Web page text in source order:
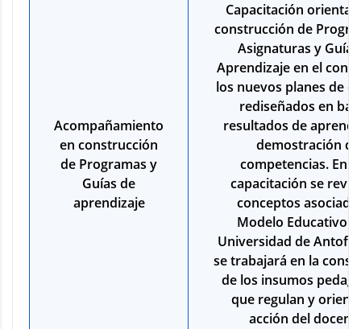
Acompañamiento
en construcción
de Programas y
Guías de
aprendizaje
Capacitación
construcción de
Asignaturas y
Aprendizaje en el
los nuevos planes de
rediseñados en
resultados de
demostración de
competencias. En
capacitación se
conceptos
Modelo Educativo
Universidad de
se trabajará en la
de los insumos
que regulan y
acción del